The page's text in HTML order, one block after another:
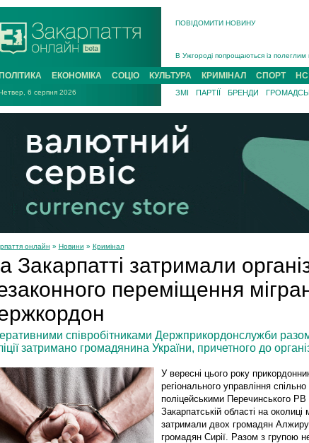
ПОВІДОМИТИ НОВИНУ
В Ужгороді попрощаються із
В Ужгороді 5 серпня попрощаються
Підтвердили загибель захисника із
На війні з рф поліг військовий з
На Хустщині внаслідок ДТП за
Інструктора районного ТЦК на
ПОЛІТИКА ЕКОНОМІКА СОЦІО КУЛЬТУРА КРИМІНАЛ СПОРТ НС
6 серпня 2026 ЗМІ ПАРТІЇ БРЕНДИ
онлайн » Новини » Кримінал
Закарпатті затримали
переміщення
співробітниками Держприкордонслужби
затримано громадянина України, причетного до
У вересні цього року
регіонального управління спільно
поліцейськими Перечинського
Закарпатській області на
затримали двох громадян
громадян Сирії. Разом з групою